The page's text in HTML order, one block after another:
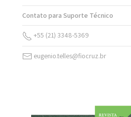
Contato para Suporte Técnico
+55 (21) 3348-5369
eugenio.telles@fiocruz.br